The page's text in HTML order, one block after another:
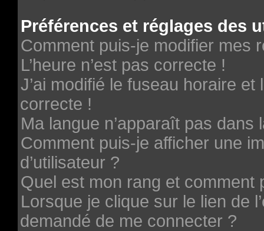
Préférences et réglages des
Comment puis-je modifier mes
L’heure n’est pas correcte !
J’ai modifié le fuseau horaire et
correcte !
Ma langue n’apparaît pas dans
Comment puis-je afficher une
d’utilisateur ?
Quel est mon rang et comment
Lorsque je clique sur le lien de
demandé de me connecter ?